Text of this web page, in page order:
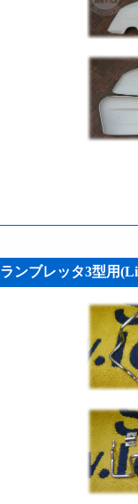
ランブレッタ3型用